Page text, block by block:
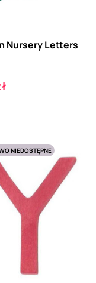
Nursery Letters
NIEDOSTĘPNE